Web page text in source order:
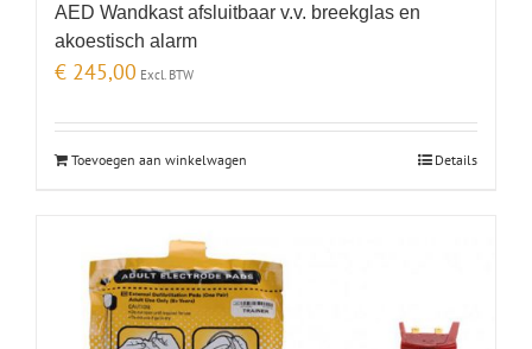
AED Wandkast afsluitbaar v.v. breekglas en
akoestisch alarm
€ 245,00 Excl. BTW
Toevoegen aan winkelwagen Details